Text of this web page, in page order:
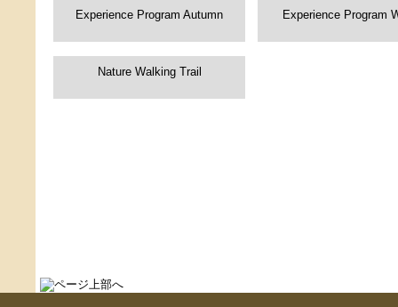
Experience Program Autumn Experience Program
Nature Walking Trail